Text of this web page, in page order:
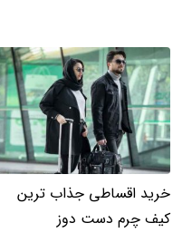
خرید اقساطی جذاب ترین
کیف چرم دست دوز